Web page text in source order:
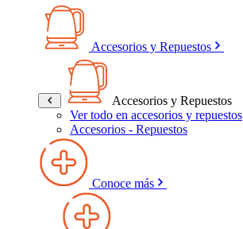
Accesorios y Repuestos
Accesorios y Repuestos
Ver todo en accesorios y repuestos
Accesorios - Repuestos
Conoce más